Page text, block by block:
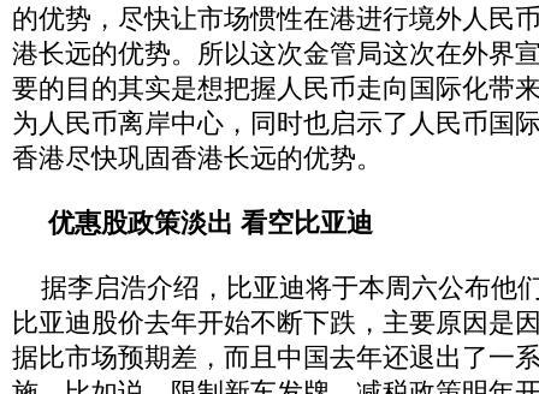
的优势，尽快让市场惯性在港进行境外人民
港长远的优势。所以这次金管局这次在外界
要的目的其实是想把握人民币走向国际化带
为人民币离岸中心，同时也启示了人民币国
香港尽快巩固香港长远的优势。
优惠股政策淡出 看空比亚迪
据李启浩介绍，比亚迪将于本周六公布他
比亚迪股价去年开始不断下跌，主要原因是
据比市场预期差，而且中国去年还退出了一